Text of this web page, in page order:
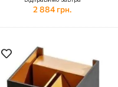
2 884 грн.